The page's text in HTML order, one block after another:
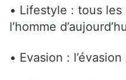
• Lifestyle : tous
l’homme
• Evasion :